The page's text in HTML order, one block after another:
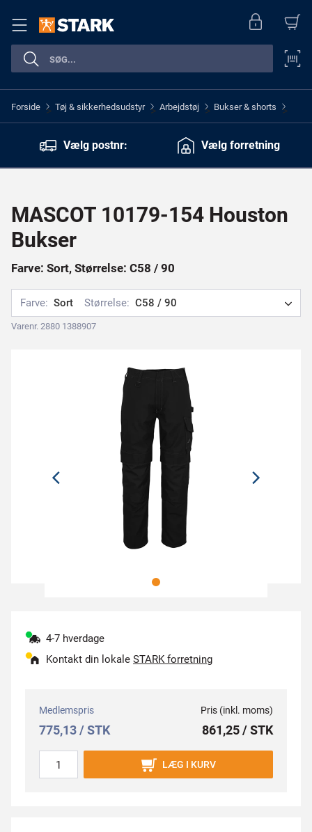
Forside > Tøj & sikkerhedsudstyr > Arbejdstøj > Bukser & shorts >
Vælg postnr: Vælg forretning
MASCOT 10179-154 Houston
Bukser
Farve: Sort, Størrelse: C58 / 90
Farve: Sort Størrelse: C58 / 90
Varenr. 2880 1388907
4-7 hverdage
Kontakt din lokale STARK forretning
Medlemspris
775,13 / STK
Pris (inkl. moms)
861,25 / STK
LÆG I KURV